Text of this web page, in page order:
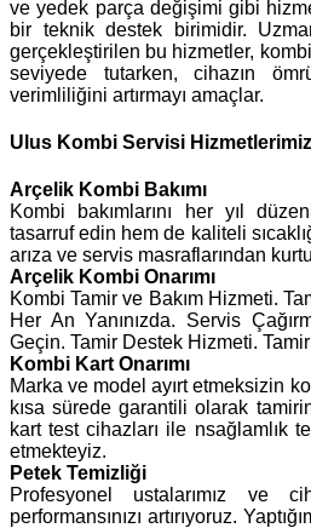
ve yedek parça değişimi gibi
bir teknik destek birimidir.
gerçekleştirilen bu hizmetler,
seviyede tutarken, cihazın
verimliliğini artırmayı amaçlar.
Ulus Kombi Servisi Hizmetlerimiz
Arçelik Kombi Bakımı
Kombi bakımlarını her yıl
tasarruf edin hem de kaliteli
arıza ve servis masraflarından
Arçelik Kombi Onarımı
Kombi Tamir ve Bakım Hizmeti.
Her An Yanınızda. Servis
Geçin. Tamir Destek Hizmeti.
Kombi Kart Onarımı
Marka ve model ayırt etmeksizin
kısa sürede garantili olarak
kart test cihazları ile nsağlamlık
etmekteyiz.
Petek Temizliği
Profesyonel ustalarımız ve
performansınızı artırıyoruz.